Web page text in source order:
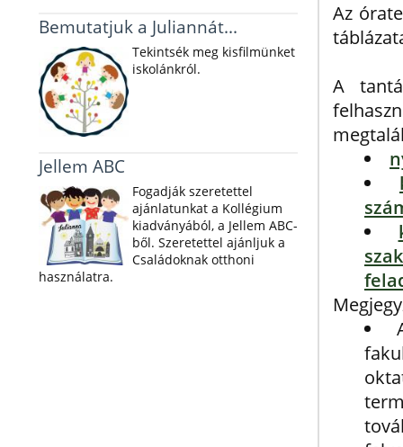
Bemutatjuk a Juliannát...
Tekintsék meg kisfilmünket
iskolánkról.
Jellem ABC
Fogadják szeretettel
ajánlatunkat a Kollégium
kiadványából, a Jellem ABC-
ből. Szeretettel ajánljuk a
Családoknak otthoni
használatra.
Az
A